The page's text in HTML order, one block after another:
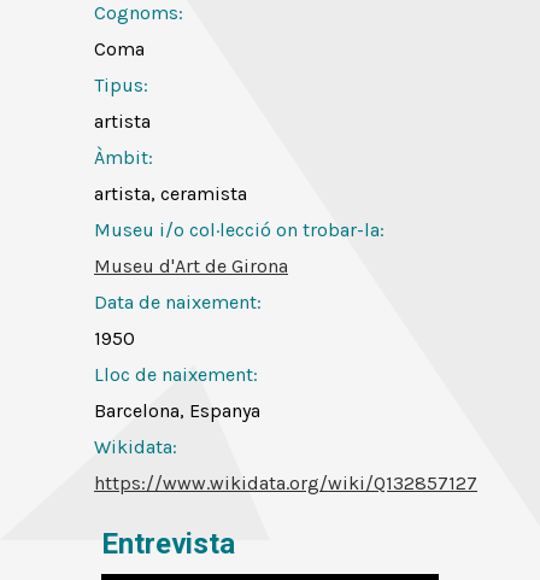
Cognoms:
Coma
Tipus:
artista
Àmbit:
artista, ceramista
Museu i/o col·lecció on trobar-la:
Museu d'Art de Girona
Data de naixement:
1950
Lloc de naixement:
Barcelona, Espanya
Wikidata:
https://www.wikidata.org/wiki/Q132857127
Entrevista